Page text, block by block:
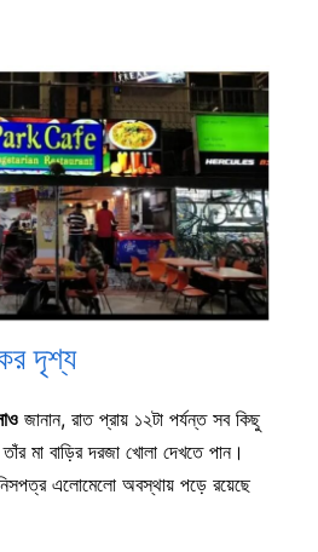
দৃশ্য
জানান, রাত প্রায় ১২টা পর্যন্ত সব কিছু
মা বাড়ির দরজা খোলা দেখতে পান।
এলোমেলো অবস্থায় পড়ে রয়েছে